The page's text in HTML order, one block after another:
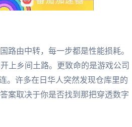
路由中转，每一步都是性能损耗。
上乡间土路。更致命的是游戏公司
。许多在日华人突然发现仓库里的
案取决于你是否找到那把穿透数字